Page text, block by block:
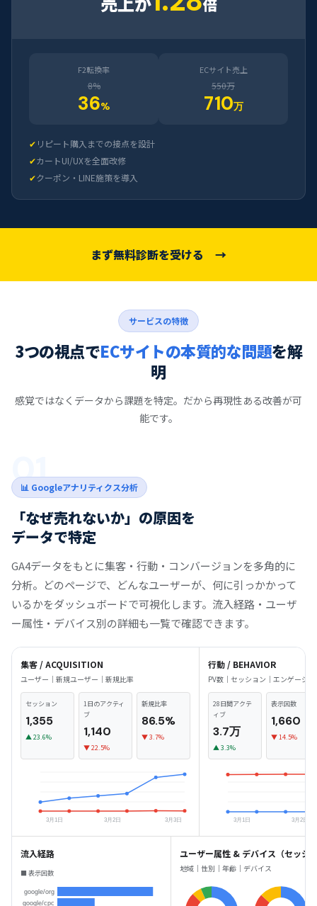
倍
F2転換率
8%
36%
ECサイト売上
550万
710万
✔ リピート購入までの接点を設計
✔カートUI/UXを全面改修
✔クーポン・LINE施策を導入
まず無料診断を受ける →
サービスの特徴
3つの視点でECサイトの本質的な問題を解
明
感覚ではなくデータから課題を特定。だから再現性ある改善が可
能です。
01
📊 Googleアナリティクス分析
「なぜ売れないか」の原因を
データで特定
GA4データをもとに集客・行動・コンバージョンを多角的に
分析。どのページで、どんなユーザーが、何に引っかかって
いるかをダッシュボードで可視化します。流入経路・ユーザ
ー属性・デバイス別の詳細も一覧で確認できます。
集客 / ACQUISITION
ユーザー｜新規ユーザー｜新規比率
セッション
1,355
▲ 23.6%
1日のアクティ
ブ
1,140
▼ 22.5%
新規比率
86.5%
▼ 3.7%
行動 / BEHAVIOR
PV数｜セッション｜エンゲージ
28日間アクテ
ィブ
3.7万
▲ 3.3%
表示回数
1,660
▼ 14.5%
流入経路
■ 表示回数
ユーザー属性 & デバイス（セッシ
地域｜性別｜年齢｜デバイス